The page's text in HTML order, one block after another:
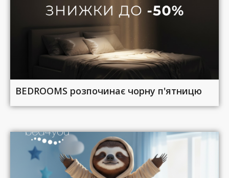
BEDROOMS розпочинає чорну п'ятницю